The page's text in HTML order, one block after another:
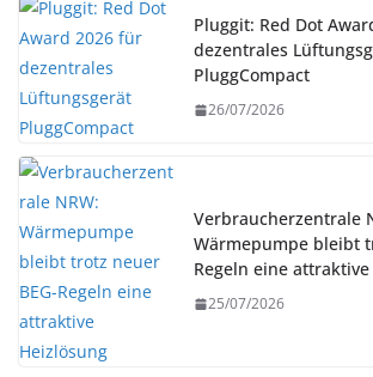
Pluggit: Red Dot
dezentrales
PluggCompact
26/07/2026
Verbraucherzentrale
Wärmepumpe bleibt
Regeln eine
25/07/2026